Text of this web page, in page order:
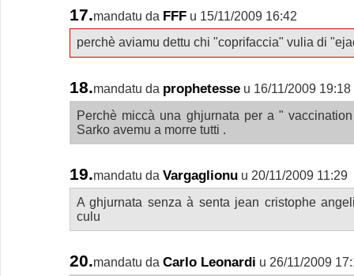
17.mandatu da FFF u 15/11/2009 16:42
perchè aviamu dettu chi "coprifaccia" vulia di
18.mandatu da prophetesse u 16/11/2009 19:18
Perchè miccà una ghjurnata per a "
Sarko avemu a morre tutti .
19.mandatu da Vargaglionu u 20/11/2009 11:29
A ghjurnata senza à senta jean cristophe
culu
20.mandatu da Carlo Leonardi u 26/11/2009